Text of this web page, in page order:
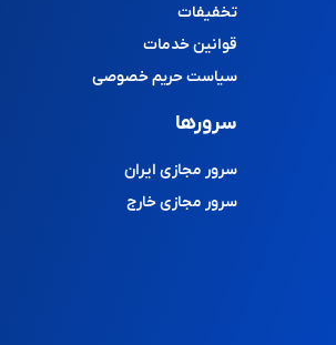
تخفیفات
قوانین خدمات
سیاست حریم خصوصی
سرورها
سرور مجازی ایران
سرور مجازی خارج